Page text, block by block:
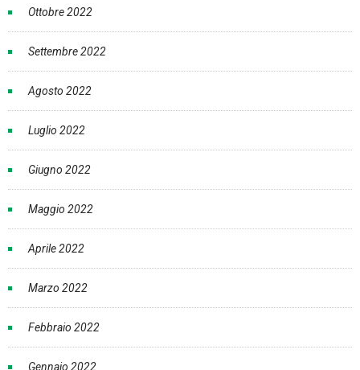
Ottobre 2022
Settembre 2022
Agosto 2022
Luglio 2022
Giugno 2022
Maggio 2022
Aprile 2022
Marzo 2022
Febbraio 2022
Gennaio 2022